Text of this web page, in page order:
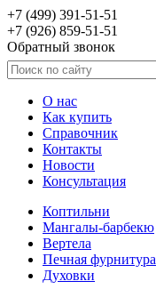
+7 (499) 391-51-51
+7 (926) 859-51-51
Обратный звонок
О нас
Как купить
Справочник
Контакты
Новости
Консультация
Коптильни
Мангалы-барбекю
Вертела
Печная фурнитура
Духовки